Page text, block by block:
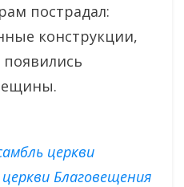
пострадал:
конструкции,
церкви
Благовещения